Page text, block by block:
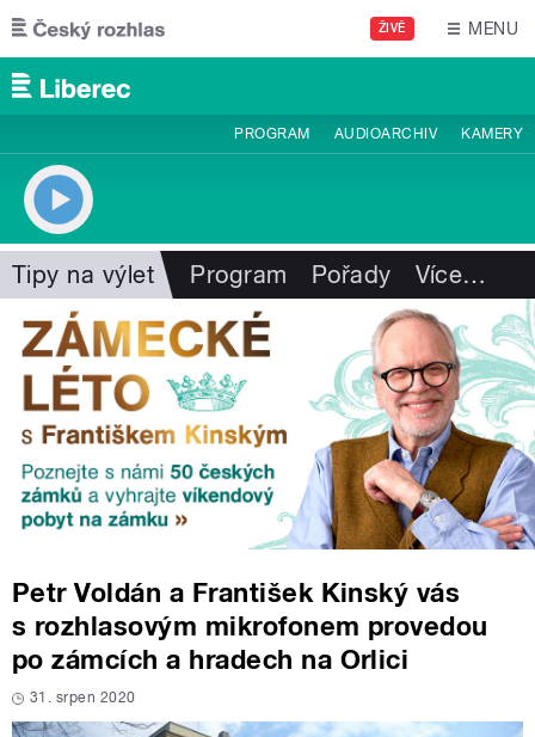
Přejít k hlavnímu obsahu
ŽIVĚ MENU
PROGRAM AUDIOARCHIV KAMERY
Tipy na výlet Program Pořady Více…
Petr Voldán a František Kinský vás
s rozhlasovým mikrofonem provedou
po zámcích a hradech na Orlici
31. srpen 2020